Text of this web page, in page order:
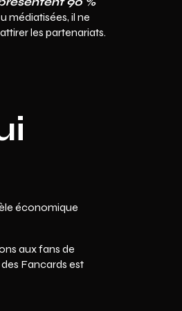
médiatisées, il ne
les partenariats.
économique
aux fans de
Fancards est